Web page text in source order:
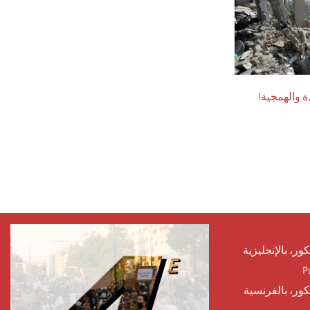
والهمجية!
بالإنجليزية
بالفرنسية